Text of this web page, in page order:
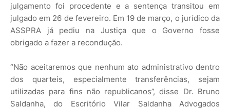
julgamento foi procedente e a sentença transitou em
julgado em 26 de fevereiro. Em 19 de março, o jurídico da
ASSPRA já pediu na Justiça que o Governo fosse
obrigado a fazer a recondução.
“Não aceitaremos que nenhum ato administrativo dentro
dos quarteis, especialmente transferências, sejam
utilizadas para fins não republicanos”, disse Dr. Bruno
Saldanha, do Escritório Vilar Saldanha Advogados